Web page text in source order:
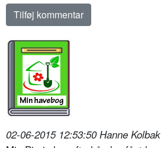
02-06-2015 12:53:50 Hanne Kolbak